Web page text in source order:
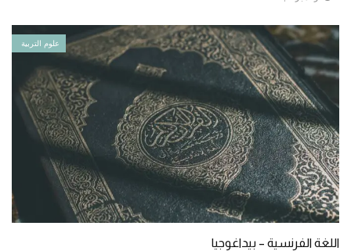
علوم التربية
اللغة الفرنسية – بيداغوجيا